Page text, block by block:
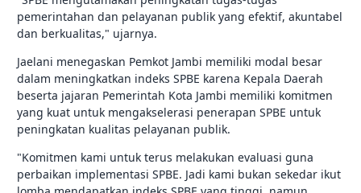
pemerintahan dan pelayanan publik yang efektif, akuntabel
dan berkualitas," ujarnya.
Jaelani menegaskan Pemkot Jambi memiliki modal besar
dalam meningkatkan indeks SPBE karena Kepala Daerah
beserta jajaran Pemerintah Kota Jambi memiliki komitmen
yang kuat untuk mengakselerasi penerapan SPBE untuk
peningkatan kualitas pelayanan publik.
"Komitmen kami untuk terus melakukan evaluasi guna
perbaikan implementasi SPBE. Jadi kami bukan sekedar ikut